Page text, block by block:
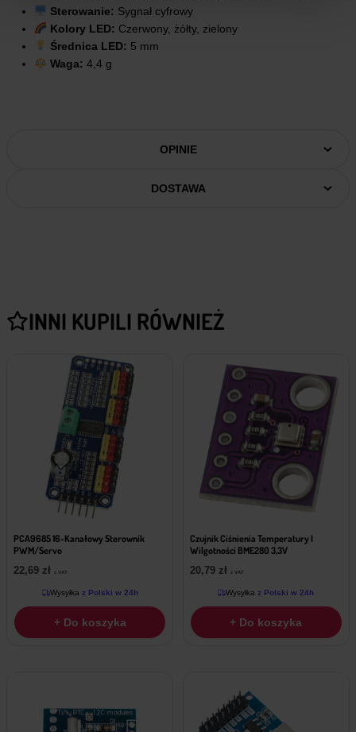
Sterowanie: Sygnał cyfrowy
Kolory LED: Czerwony, żółty, zielony
Średnica LED: 5 mm
Waga: 4,4 g
OPINIE
DOSTAWA
INNI KUPILI RÓWNIEŻ
PCA9685 16-Kanałowy Sterownik
PWM/Servo
22,69 zł z VAT
Wysyłka z Polski w 24h
+ Do koszyka
Czujnik Ciśnienia Temperatury I
Wilgotności BME280 3,3V
20,79 zł z VAT
Wysyłka z Polski w 24h
+ Do koszyka